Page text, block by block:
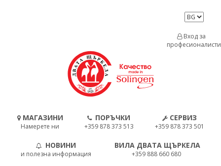
МАГАЗИНИ
Намерете ни
ПОРЪЧКИ
+359 878 373 513
СЕРВИЗ
+359 878 373 501
НОВИНИ
и полезна информация
ВИЛА ДВАТА ЩЪРКЕЛА
+359 888 660 680
Вход за
професионалисти